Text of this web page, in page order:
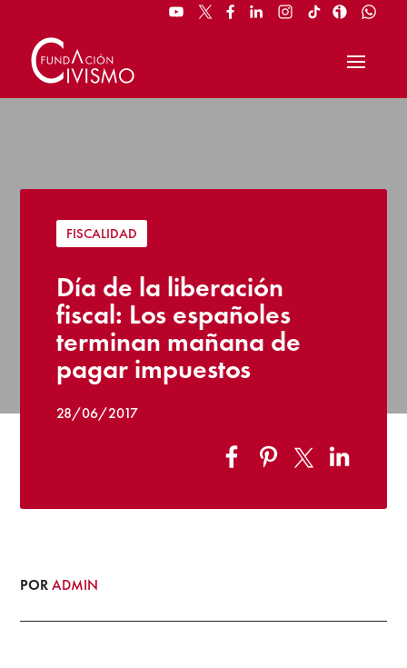
FISCALIDAD
Día de la liberación
fiscal: Los españoles
terminan mañana de
pagar impuestos
28/06/2017
PORADMIN